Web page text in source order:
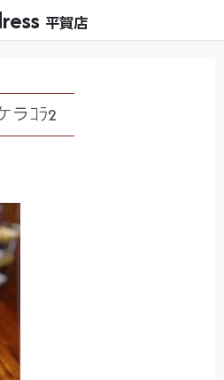
平賀店
ラｺﾗ2